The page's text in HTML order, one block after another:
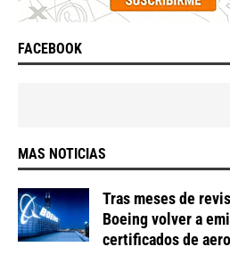
FACEBOOK
MAS NOTICIAS
Tras meses de
Boeing volver a
certificados de